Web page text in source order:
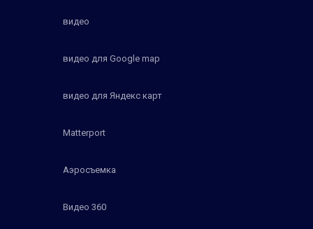
видео
видео для Google map
видео для Яндекс карт
Matterport
Аэросъемка
Видео 360